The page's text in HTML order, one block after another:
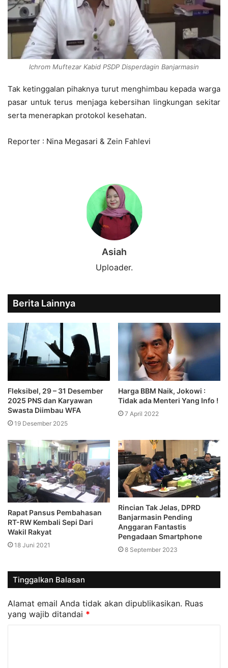
Ichrom Muftezar Kabid PSDP Disperdagin Banjarmasin
Tak ketinggalan pihaknya turut menghimbau kepada warga
pasar untuk terus menjaga kebersihan lingkungan sekitar
serta menerapkan protokol kesehatan.
Reporter : Nina Megasari & Zein Fahlevi
Asiah
Uploader.
Berita Lainnya
Fleksibel, 29 – 31 Desember
2025 PNS dan Karyawan
Swasta Diimbau WFA
19 Desember 2025
Harga BBM Naik, Jokowi :
Tidak ada Menteri Yang Info !
7 April 2022
Rapat Pansus Pembahasan
RT-RW Kembali Sepi Dari
Wakil Rakyat
18 Juni 2021
Rincian Tak Jelas, DPRD
Banjarmasin Pending
Anggaran Fantastis
Pengadaan Smartphone
8 September 2023
Tinggalkan Balasan
Alamat email Anda tidak akan dipublikasikan. Ruas
yang wajib ditandai *